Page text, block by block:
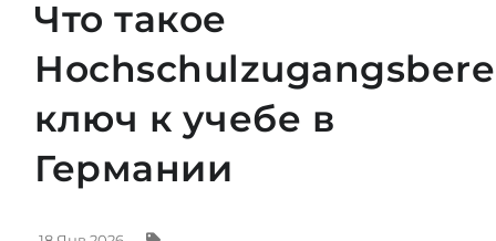
Языковая виза
ШТУДИЕНКОЛЛЕГ
Курсы штудиенколлег
Freshman / Foundation
Штудиенколлег
Бакалавриат
Второе Высшее
ПОСТУПАЕМ ПОСЛЕ...
Что такое
ключ к учебе в
Германии